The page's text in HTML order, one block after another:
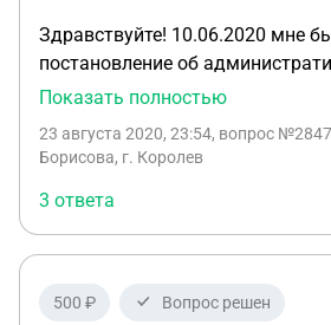
Здравствуйте! 10.06.2020 мне
постановление об
правонарушении. 16.06.2020 я
моё отсутствие и направить
какой-либо ответ из суда
данный штраф появился в моем
портале "Госуслуги". Что может
рассматривать жалобу?
Показать полностью
23 августа 2020, 23:54, вопрос
Борисова, г. Королев
3 ответа
500 ₽ Вопрос решен